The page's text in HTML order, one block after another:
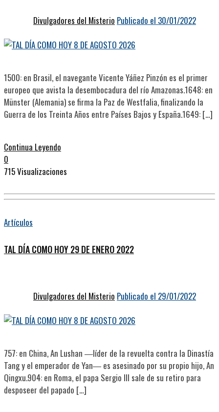
Divulgadores del Misterio Publicado el 30/01/2022
1500: en Brasil, el navegante Vicente Yáñez Pinzón es el primer
europeo que avista la desembocadura del río Amazonas.1648: en
Münster (Alemania) se firma la Paz de Westfalia, finalizando la
Guerra de los Treinta Años entre Países Bajos y España.1649: […]
Continua Leyendo
0
715 Visualizaciones
Artículos
TAL DÍA COMO HOY 29 DE ENERO 2022
Divulgadores del Misterio Publicado el 29/01/2022
757: en China, An Lushan ―líder de la revuelta contra la Dinastía
Tang y el emperador de Yan― es asesinado por su propio hijo, An
Qingxu.904: en Roma, el papa Sergio III sale de su retiro para
desposeer del papado […]